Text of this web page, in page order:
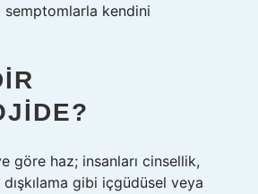
kendini
göre haz; insanları cinsellik,
gibi içgüdüsel veya